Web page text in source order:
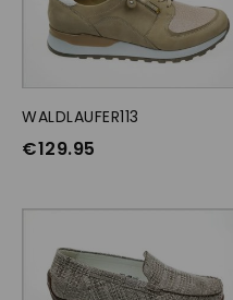
OPTIES SELECTEREN
WALDLAUFER113
€129.95